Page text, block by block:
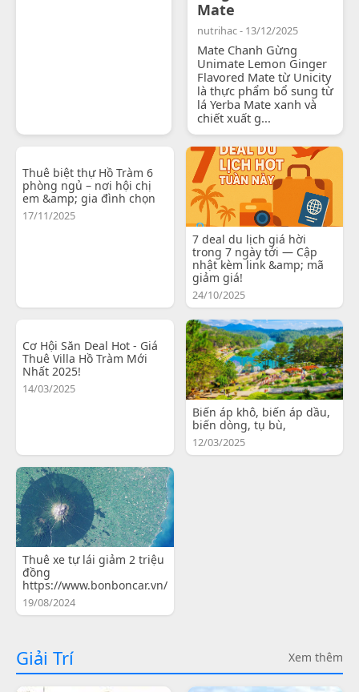
Mate
nutrihac - 13/12/2025
Mate Chanh Gừng
Unimate Lemon Ginger
Flavored Mate từ Unicity
là thực phẩm bổ sung từ
lá Yerba Mate xanh và
chiết xuất g...
Thuê biệt thự Hồ Tràm 6
phòng ngủ – nơi hội chị
em &amp; gia đình chọn
17/11/2025
7 deal du lịch giá hời
trong 7 ngày tới — Cập
nhật kèm link &amp; mã
giảm giá!
24/10/2025
Cơ Hội Săn Deal Hot - Giá
Thuê Villa Hồ Tràm Mới
Nhất 2025!
14/03/2025
Biến áp khô, biến áp dầu,
biến dòng, tụ bù,
12/03/2025
Thuê xe tự lái giảm 2 triệu
đồng
https://www.bonboncar.vn/
19/08/2024
Giải Trí Xem thêm